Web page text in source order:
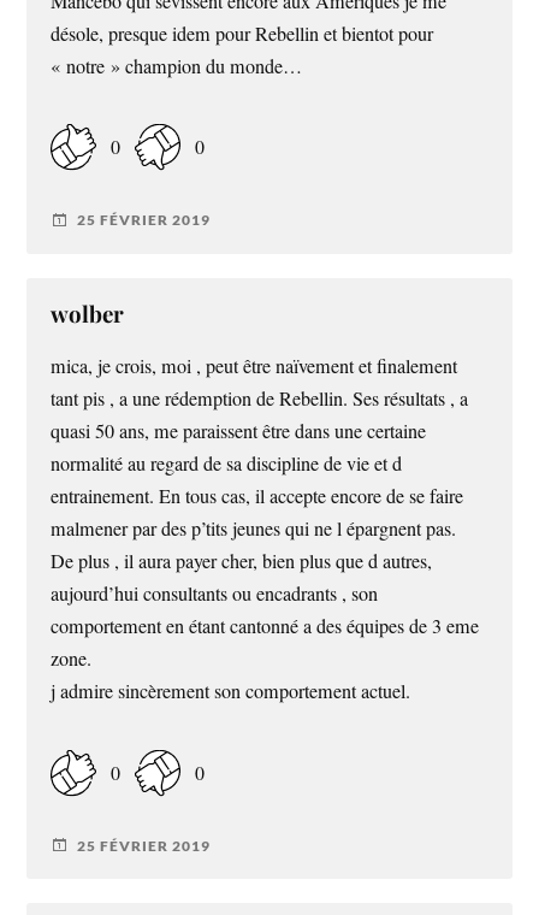
désole, presque idem pour Rebellin et bientot pour
« notre » champion du monde…
0 0
25 FÉVRIER 2019
wolber
mica, je crois, moi , peut être naïvement et finalement
tant pis , a une rédemption de Rebellin. Ses résultats , a
quasi 50 ans, me paraissent être dans une certaine
normalité au regard de sa discipline de vie et d
entrainement. En tous cas, il accepte encore de se faire
malmener par des p’tits jeunes qui ne l épargnent pas.
De plus , il aura payer cher, bien plus que d autres,
aujourd’hui consultants ou encadrants , son
comportement en étant cantonné a des équipes de 3 eme
zone.
j admire sincèrement son comportement actuel.
0 0
25 FÉVRIER 2019